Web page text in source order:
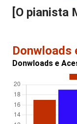
[O pianista
Donwloads
Donwloads e